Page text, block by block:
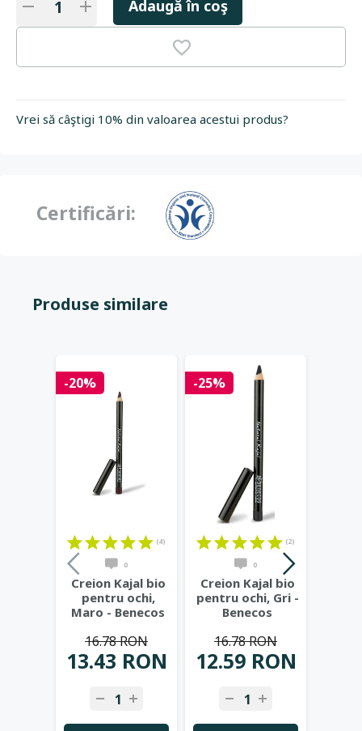
Adaugă în coş
Vrei să câştigi 10% din valoarea acestui produs?
Certificări:
Produse similare
-20%
(4)
0
Creion Kajal bio
pentru ochi,
Maro - Benecos
13.43 RON
16.78 RON
-25%
(2)
0
Creion Kajal bio
pentru ochi, Gri -
Benecos
12.59 RON
16.78 RON